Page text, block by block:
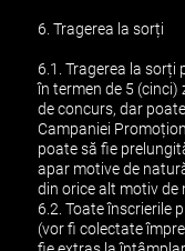
6. Tragerea la sorți
6.1. Tragerea la sorți
în termen de 5 (cinci)
de concurs, dar
Campaniei
poate să fie
apar motive de
din orice alt motiv de
6.2. Toate înscrierile
(vor fi colectate